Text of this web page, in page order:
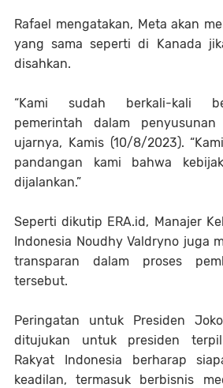
Rafael mengatakan, Meta akan
yang sama seperti di Kanada
disahkan.
“Kami sudah berkali-kali
pemerintah dalam
ujarnya, Kamis (10/8/2023).
pandangan kami bahwa
dijalankan.”
Seperti dikutip ERA.id, Manajer
Indonesia Noudhy Valdryno juga
transparan dalam proses
tersebut.
Peringatan untuk Presiden
ditujukan untuk presiden
Rakyat Indonesia berharap
keadilan, termasuk berbisnis